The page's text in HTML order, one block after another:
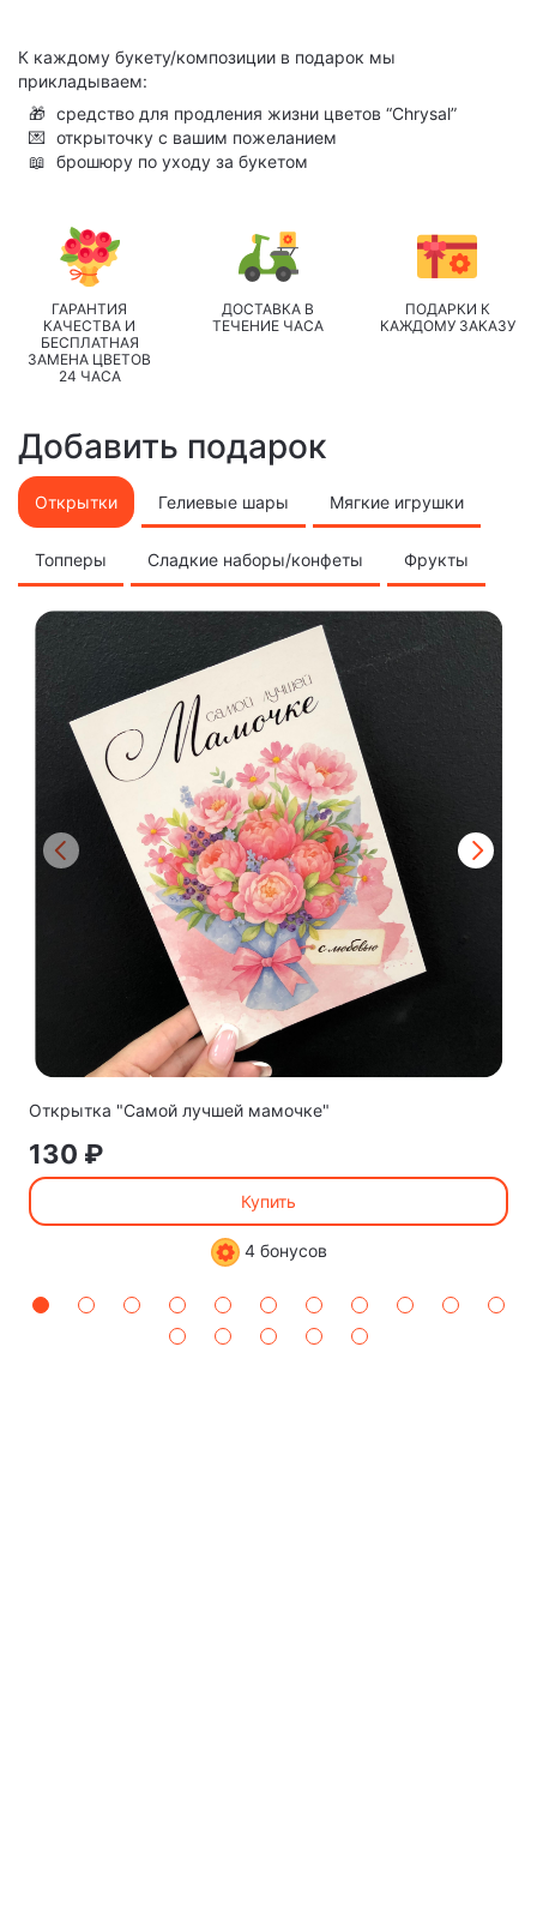
К каждому букету/композиции в подарок мы
прикладываем:
🎁 средство для продления жизни цветов “Chrysal”
💌 открыточку с вашим пожеланием
📖 брошюру по уходу за букетом
ГАРАНТИЯ
КАЧЕСТВА И
БЕСПЛАТНАЯ
ЗАМЕНА ЦВЕТОВ
24 ЧАСА
ДОСТАВКА В
ТЕЧЕНИЕ ЧАСА
ПОДАРКИ К
КАЖДОМУ ЗАКАЗУ
Добавить подарок
Открытки Гелиевые шары Мягкие игрушки
Топперы Сладкие наборы/конфеты Фрукты
Открытка "Самой лучшей мамочке"
130 ₽
Купить
4 бонусов